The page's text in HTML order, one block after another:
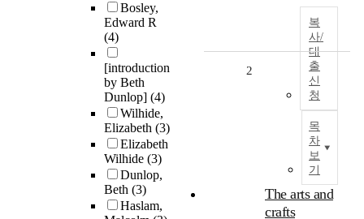
Bosley,
Edward R
(4)
[introduction
by Beth
Dunlop] (4)
Wilhide,
Elizabeth (3)
Elizabeth
Wilhide (3)
Dunlop,
Beth (3)
Haslam,
복
사/
대
출
신
청
목
차
보
기
2
The arts and
crafts